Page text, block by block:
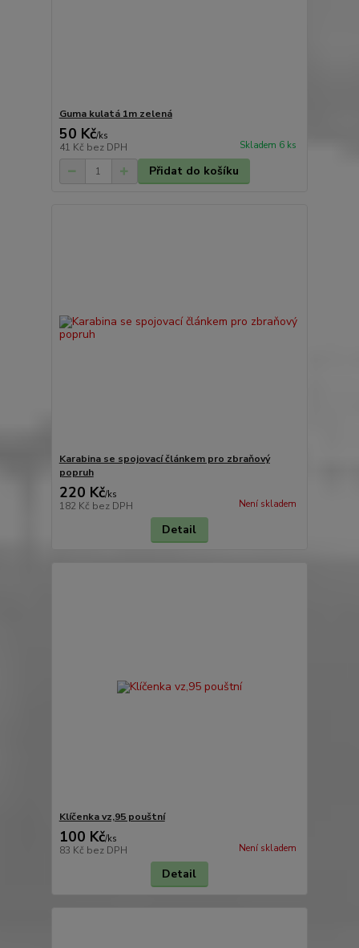
Guma kulatá 1m zelená
50 Kč/ks
41 Kč bez DPH Skladem 6 ks
Přidat do košíku
Karabina se spojovací článkem pro zbraňový
popruh
220 Kč/ks
182 Kč bez DPH Není skladem
Detail
Klíčenka vz,95 pouštní
100 Kč/ks
83 Kč bez DPH Není skladem
Detail